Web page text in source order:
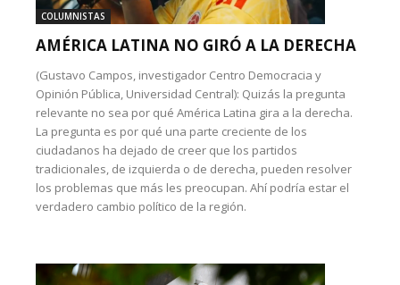
COLUMNISTAS
AMÉRICA LATINA NO GIRÓ A LA DERECHA
(Gustavo Campos, investigador Centro Democracia y
Opinión Pública, Universidad Central): Quizás la pregunta
relevante no sea por qué América Latina gira a la derecha.
La pregunta es por qué una parte creciente de los
ciudadanos ha dejado de creer que los partidos
tradicionales, de izquierda o de derecha, pueden resolver
los problemas que más les preocupan. Ahí podría estar el
verdadero cambio político de la región.